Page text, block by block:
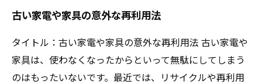
古い家電や家具の意外な再利用法
タイトル：古い家電や家具の意外な再利用法 古い家電や
家具は、使わなくなったからといって無駄にしてしまう
のはもったいないです。最近では、リサイクルや再利用